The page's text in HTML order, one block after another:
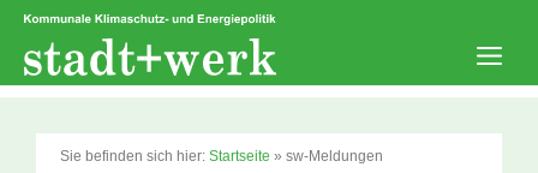
Zum
springen
Sie befinden sich hier: Startseite » sw-Meldungen